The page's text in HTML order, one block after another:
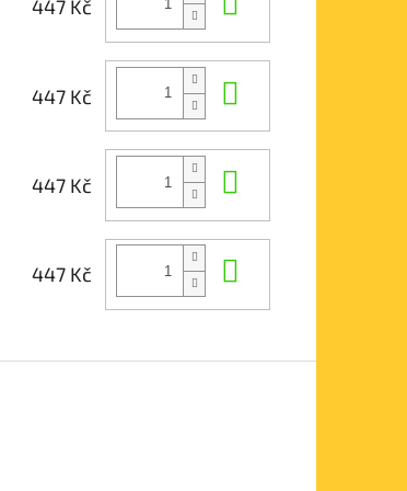
447 Kč
447 Kč
447 Kč
447 Kč